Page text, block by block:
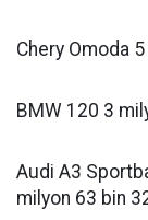
Chery Omoda
BMW 120 3
Audi A3
milyon 63 bin